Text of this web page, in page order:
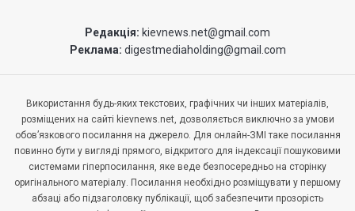
Редакція: kievnews.net@gmail.com
Реклама: digestmediaholding@gmail.com
Використання будь-яких текстових, графічних чи інших матеріалів,
розміщених на сайті kievnews.net, дозволяється виключно за умови
обов’язкового посилання на джерело. Для онлайн-ЗМІ таке посилання
повинно бути у вигляді прямого, відкритого для індексації пошуковими
системами гіперпосилання, яке веде безпосередньо на сторінку
оригінального матеріалу. Посилання необхідно розміщувати у першому
абзаці або підзаголовку публікації, щоб забезпечити прозорість